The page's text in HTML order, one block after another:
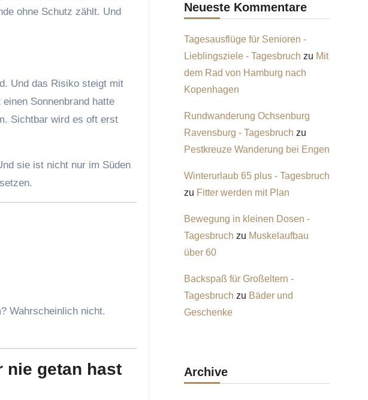
ohne Schutz zählt. Und
Und das Risiko steigt mit
Sonnenbrand hatte
Sichtbar wird es oft erst
sie ist nicht nur im Süden
Wahrscheinlich nicht.
nie getan hast
Neueste Kommentare
Tagesausflüge für Senioren -
Lieblingsziele - Tagesbruch zu Mit
dem Rad von Hamburg nach
Kopenhagen
Rundwanderung Ochsenburg
Ravensburg - Tagesbruch zu
Pestkreuze Wanderung bei Engen
Winterurlaub 65 plus - Tagesbruch
zu Fitter werden mit Plan
Bewegung in kleinen Dosen -
Tagesbruch zu Muskelaufbau
über 60
Backspaß für Großeltern -
Tagesbruch zu Bäder und
Geschenke
Archive